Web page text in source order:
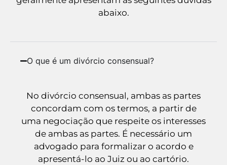
abaixo.
O que é um divórcio consensual?
No divórcio consensual, ambas as partes
concordam com os termos, a partir de
uma negociação que respeite os interesses
de ambas as partes. É necessário um
advogado para formalizar o acordo e
apresentá-lo ao Juiz ou ao cartório.